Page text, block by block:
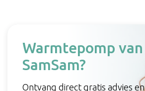
Warmtepomp van
SamSam?
Ontvang direct gratis advies en